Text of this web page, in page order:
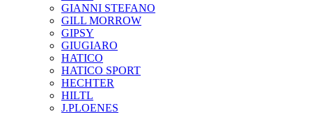
GIANNI STEFANO
GILL MORROW
GIPSY
GIUGIARO
HATICO
HATICO SPORT
HECHTER
HILTL
J.PLOENES